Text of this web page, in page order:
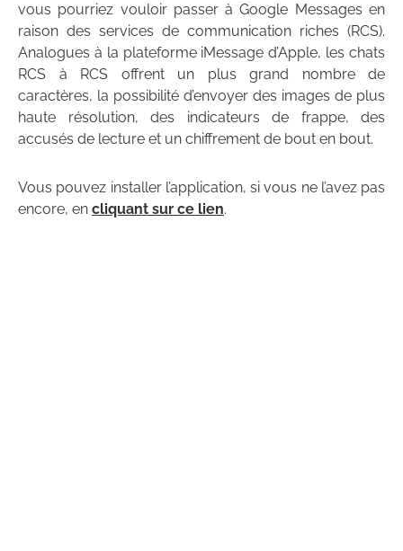
vous pourriez vouloir passer à Google Messages en
raison des services de communication riches (RCS).
Analogues à la plateforme iMessage d’Apple, les chats
RCS à RCS offrent un plus grand nombre de
caractères, la possibilité d’envoyer des images de plus
haute résolution, des indicateurs de frappe, des
accusés de lecture et un chiffrement de bout en bout.
Vous pouvez installer l’application, si vous ne l’avez pas
encore, en cliquant sur ce lien.